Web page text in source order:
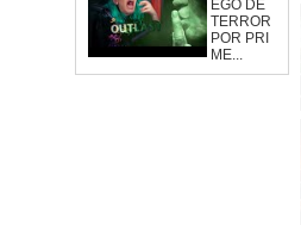
EGO DE
TERROR
POR PRI
ME...